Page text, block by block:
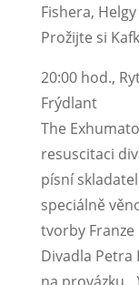
Fishera,
Prožijte si
20:00 hod.,
Frýdlant
The
resuscitaci
písní
speciálně
tvorby Franze
Divadla Petra